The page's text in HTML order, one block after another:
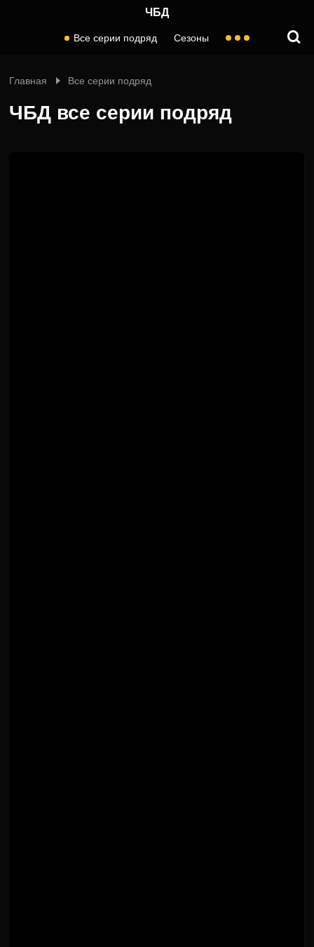
ЧБД
Все серии подряд Сезоны
Главная Все серии подряд
ЧБД все серии подряд